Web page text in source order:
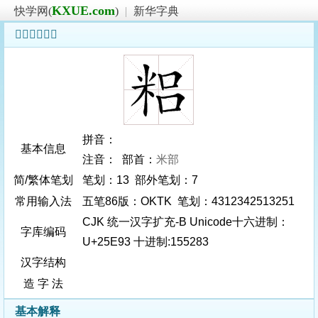
快学网(KXUE.com) |
新华字典
𥺓字基本信息
基本信息
拼音：
注音： 部首： 米部
简/繁体笔划
笔划：13 部外笔划：7
常用输入法
五笔86版：OKTK 笔划：4312342513251
字库编码
CJK 统一汉字扩充-B Unicode十六进制：
U+25E93 十进制:155283
汉字结构
造 字 法
基本解释